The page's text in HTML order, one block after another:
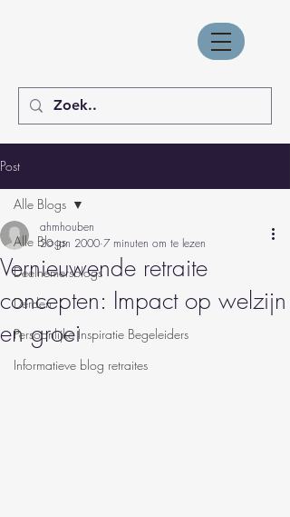
Post
Alle Blogs
Deelnemersblogs
Derden
Persoonlijke Inspiratie Begeleiders
Informatieve blog retraites
Alle Blogs
Vernieuwende retraite
concepten: Impact op welzijn
en groei
ahmhouben
20 jan 2000 7 minuten om te lezen